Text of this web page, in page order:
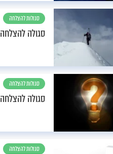
סגולות להצלחה
סגולה להצלחה
סגולות להצלחה
סגולה להצלחה
סגולות להצלחה